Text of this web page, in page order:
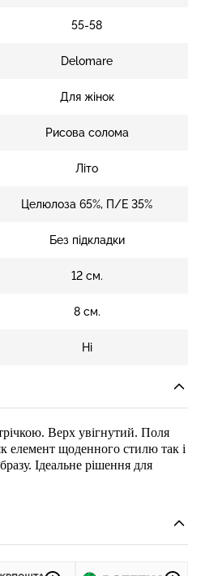
55-58
Delomare
Для жінок
Рисова солома
Літо
Целюлоза 65%, П/Е 35%
Без підкладки
12 см.
8 см.
Ні
. Верх увігнутий. Поля
елемент щоденного стилю так і
Ідеальне рішення для